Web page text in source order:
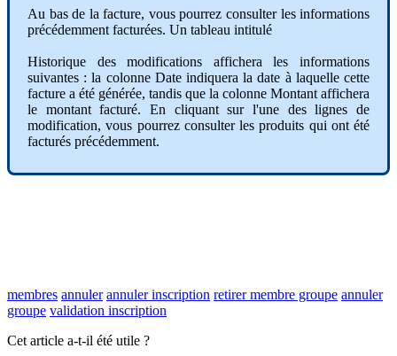
Au bas de la facture, vous pourrez consulter les informations
précédemment facturées. Un tableau intitulé
Historique des modifications affichera les
informations
suivantes : la colonne Date indiquera la date à laquelle cette
facture a été générée, tandis que la colonne Montant affichera
le montant facturé. En cliquant sur l'une des lignes de
modification, vous pourrez consulter les produits qui ont été
facturés précédemment.
membres annuler annuler inscription retirer membre groupe annuler
groupe validation inscription
Cet article a-t-il été utile ?